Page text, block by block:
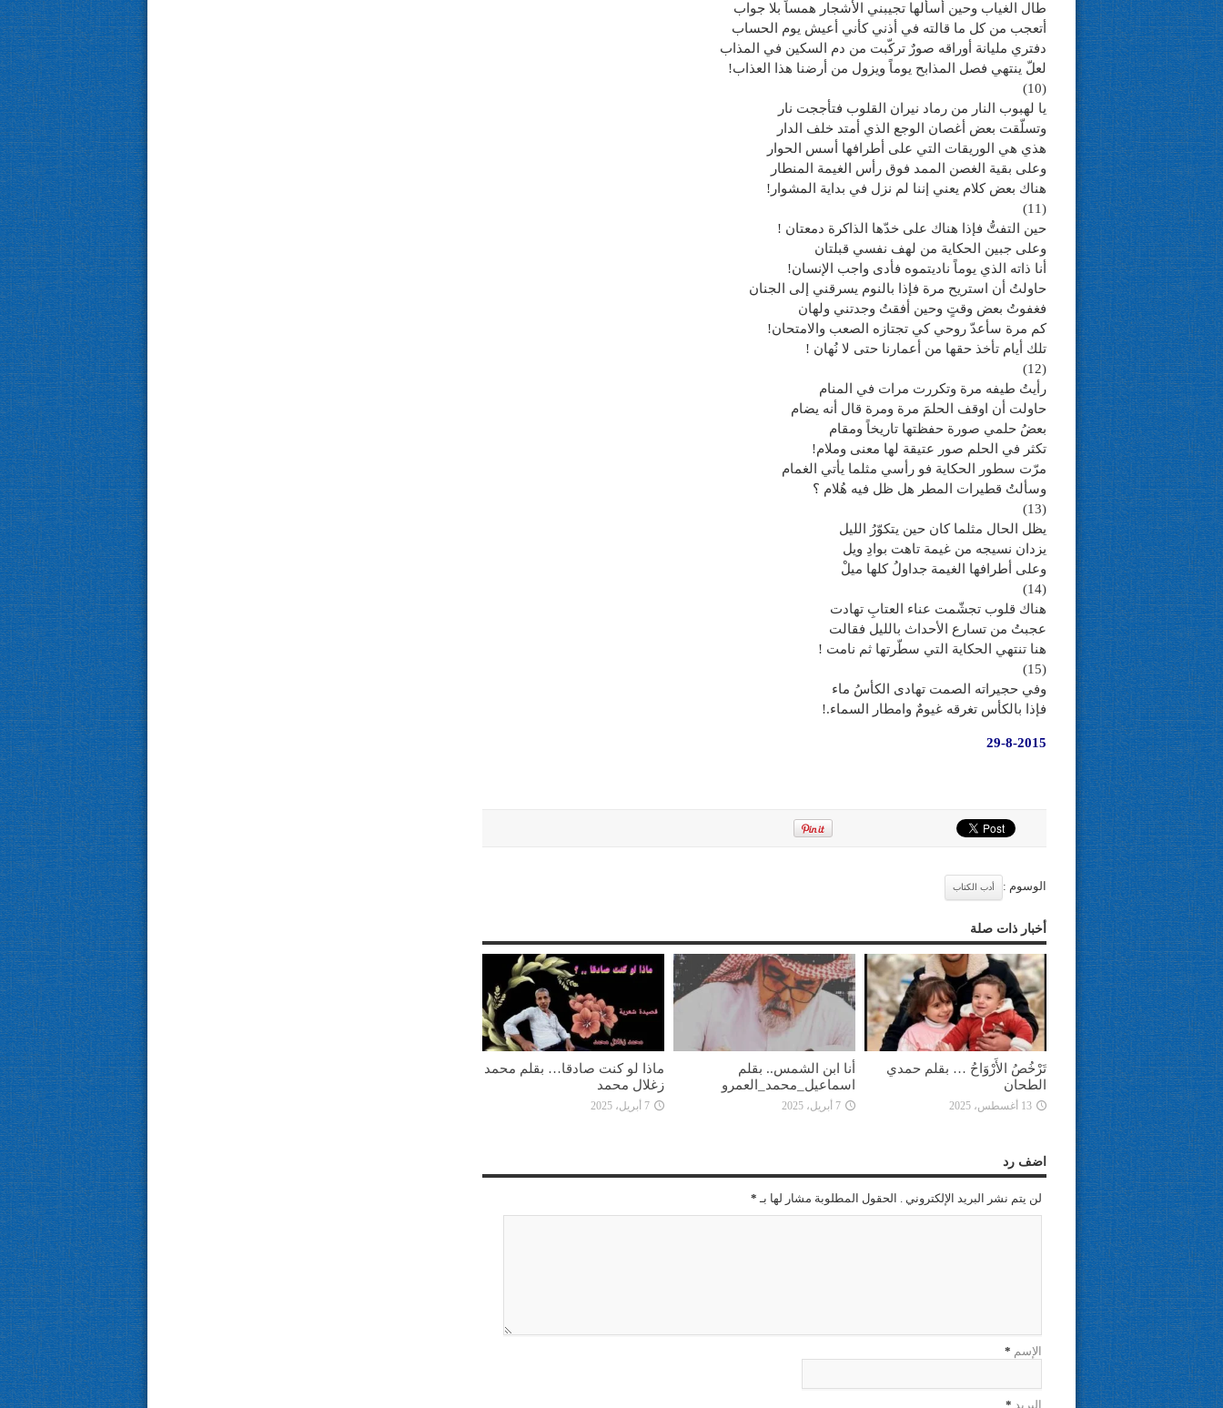
طال الغياب وحين أسألها تجيبني الأشجار همساً بلا جواب
أتعجب من كل ما قالته في أذني كأني أعيش يوم الحساب
دفتري مليانة أوراقه صورٌ تركّبت من دم السكين في المذاب
لعلّ ينتهي فصل المذابح يوماً ويزول من أرضنا هذا العذاب!
(10)
يا لهبوب النار من رماد نيران القلوب فتأججت نار
وتسلّقت بعض أغصان الوجع الذي أمتد خلف الدار
هذي هي الوريقات التي على أطرافها أسس الحوار
وعلى بقية الغصن الممد فوق رأس الغيمة المنطار
هناك بعض كلام يعني إننا لم نزل في بداية المشوار!
(11)
حين التفتُّ فإذا هناك على خدّها الذاكرة دمعتان !
وعلى جبين الحكاية من لهف نفسي قبلتان
أنا ذاته الذي يوماً ناديتموه فأدى واجب الإنسان!
حاولتُ أن استريح مرة فإذا بالنوم يسرقني إلى الجنان
فغفوتُ بعض وقتٍ وحين أفقتُ وجدتني ولهان
كم مرة سأعدّ روحي كي تجتازه الصعب والامتحان!
تلك أيام تأخذ حقها من أعمارنا حتى لا نُهان !
(12)
رأيتُ طيفه مرة وتكررت مرات في المنام
حاولت أن اوقف الحلمَ مرة ومرة قال أنه يضام
بعضُ حلمي صورة حفظتها تاريخاً ومقام
تكثر في الحلم صور عتيقة لها معنى وملام!
مرّت سطور الحكاية فو رأسي مثلما يأتي الغمام
وسألتُ قطيرات المطر هل ظل فيه هُلام ؟
(13)
يظل الحال مثلما كان حين يتكوّرُ الليل
يزدان نسيجه من غيمة تاهت بوادِ ويل
وعلى أطرافها الغيمة جداولُ كلها ميلْ
(14)
هناك قلوب تجشّمت عناء العتابِ تهادت
عجبتُ من تسارع الأحداث بالليل فقالت
هنا تنتهي الحكاية التي سطّرتها ثم نامت !
(15)
وفي حجيراته الصمت تهادى الكأسُ ماء
فإذا بالكأس تغرقه غيومٌ وامطار السماء.!
29-8-2015
الوسوم : أدب الكتاب
أخبار ذات صلة
تَرْخُصُ الأَرْوَاحُ … بقلم حمدي
الطحان
13 أغسطس، 2025
أنا ابن الشمس.. بقلم
اسماعيل_محمد_العمرو
7 أبريل، 2025
ماذا لو كنت صادقا… بقلم محمد
زغلال محمد
7 أبريل، 2025
اضف رد
لن يتم نشر البريد الإلكتروني . الحقول المطلوبة مشار لها بـ *
الإسم *
البريد *